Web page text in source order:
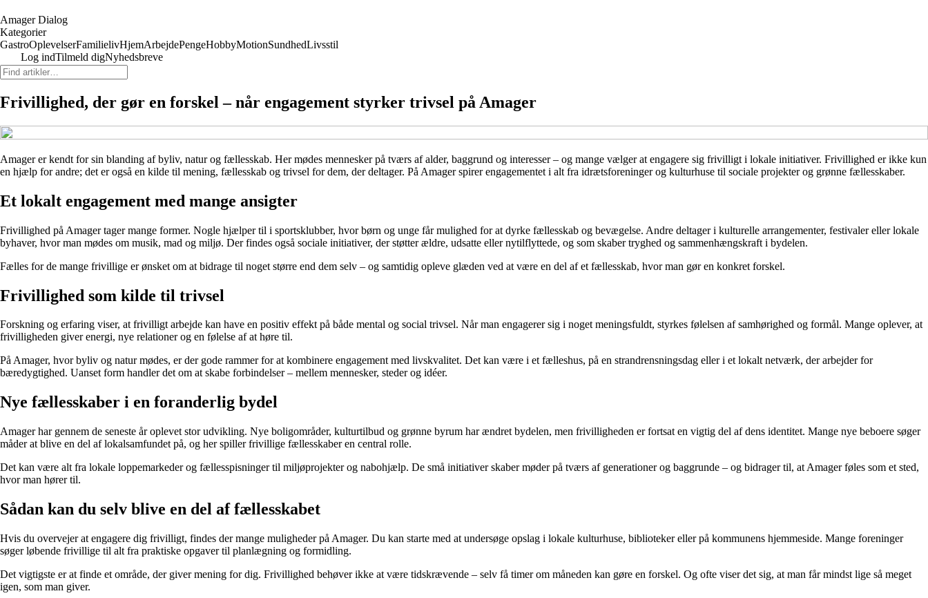
Amager Dialog
Kategorier
GastroOplevelserFamilielivHjemArbejdePengeHobbyMotionSundhedLivsstil
Log indTilmeld digNyhedsbreve
Frivillighed, der gør en forskel – når engagement styrker trivsel på Amager
Amager er kendt for sin blanding af byliv, natur og fællesskab. Her mødes mennesker på tværs af alder, baggrund og interesser – og mange vælger at engagere sig frivilligt i lokale initiativer. Frivillighed er ikke kun
en hjælp for andre; det er også en kilde til mening, fællesskab og trivsel for dem, der deltager. På Amager spirer engagementet i alt fra idrætsforeninger og kulturhuse til sociale projekter og grønne fællesskaber.
Et lokalt engagement med mange ansigter
Frivillighed på Amager tager mange former. Nogle hjælper til i sportsklubber, hvor børn og unge får mulighed for at dyrke fællesskab og bevægelse. Andre deltager i kulturelle arrangementer, festivaler eller lokale
byhaver, hvor man mødes om musik, mad og miljø. Der findes også sociale initiativer, der støtter ældre, udsatte eller nytilflyttede, og som skaber tryghed og sammenhængskraft i bydelen.
Fælles for de mange frivillige er ønsket om at bidrage til noget større end dem selv – og samtidig opleve glæden ved at være en del af et fællesskab, hvor man gør en konkret forskel.
Frivillighed som kilde til trivsel
Forskning og erfaring viser, at frivilligt arbejde kan have en positiv effekt på både mental og social trivsel. Når man engagerer sig i noget meningsfuldt, styrkes følelsen af samhørighed og formål. Mange oplever, at
frivilligheden giver energi, nye relationer og en følelse af at høre til.
På Amager, hvor byliv og natur mødes, er der gode rammer for at kombinere engagement med livskvalitet. Det kan være i et fælleshus, på en strandrensningsdag eller i et lokalt netværk, der arbejder for
bæredygtighed. Uanset form handler det om at skabe forbindelser – mellem mennesker, steder og idéer.
Nye fællesskaber i en foranderlig bydel
Amager har gennem de seneste år oplevet stor udvikling. Nye boligområder, kulturtilbud og grønne byrum har ændret bydelen, men frivilligheden er fortsat en vigtig del af dens identitet. Mange nye beboere søger
måder at blive en del af lokalsamfundet på, og her spiller frivillige fællesskaber en central rolle.
Det kan være alt fra lokale loppemarkeder og fællesspisninger til miljøprojekter og nabohjælp. De små initiativer skaber møder på tværs af generationer og baggrunde – og bidrager til, at Amager føles som et sted,
hvor man hører til.
Sådan kan du selv blive en del af fællesskabet
Hvis du overvejer at engagere dig frivilligt, findes der mange muligheder på Amager. Du kan starte med at undersøge opslag i lokale kulturhuse, biblioteker eller på kommunens hjemmeside. Mange foreninger
søger løbende frivillige til alt fra praktiske opgaver til planlægning og formidling.
Det vigtigste er at finde et område, der giver mening for dig. Frivillighed behøver ikke at være tidskrævende – selv få timer om måneden kan gøre en forskel. Og ofte viser det sig, at man får mindst lige så meget
igen, som man giver.